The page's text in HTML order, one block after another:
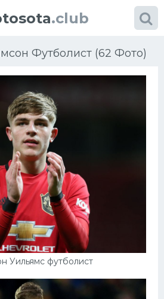
.club
Футболист (62 Фото)
Уильямс футболист
Фото